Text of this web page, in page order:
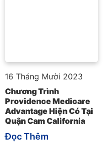
16 Tháng Mười 2023
Chương Trình
Providence Medicare
Advantage Hiện Có Tại
Quận Cam California
Đọc Thêm